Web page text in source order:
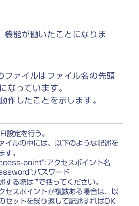
機能が働いたことになりま
ファイルはファイル名の先頭
なっています。
作したことを示します。
設定を行う。
イルの中には、以下のような記述を
す。
point”:アクセスポイント名
パスワード
する際は””で括ってください。
セスポイントが複数ある場合は、以
セットを繰り返して記述すればOK